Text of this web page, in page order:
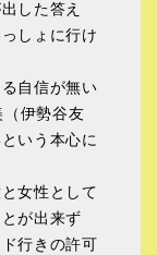
した答え
しょに行け
自信が無い
伊勢谷友
いう本心に
女性として
が出来ず
行きの許可